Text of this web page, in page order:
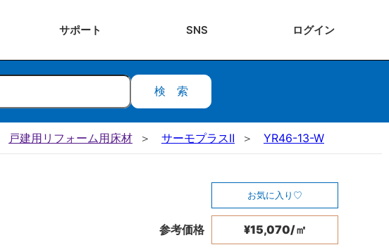
サポート SNS ログイン
検索
戸建用リフォーム用床材 サーモプラスⅡ YR46-13-W
お気に入り
参考価格 ¥15,070/㎡